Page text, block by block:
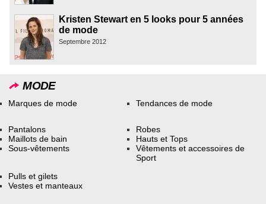
Kristen Stewart en 5 looks pour 5 années
de mode
Septembre 2012
MODE
Marques de mode Tendances de mode
Pantalons
Maillots de bain
Sous-vêtements
Robes
Hauts et Tops
Vêtements et accessoires de
Sport
Pulls et gilets
Vestes et manteaux